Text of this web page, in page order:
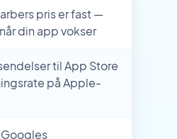
pris er fast —
din app vokser
til App Store
på Apple-